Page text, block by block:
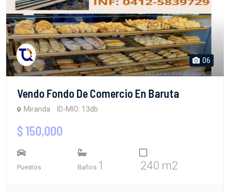
06
Vendo Fondo De Comercio En Baruta
Miranda ID-MIO: 13db
$ 150,000
Puestos Baños 1 240 m2